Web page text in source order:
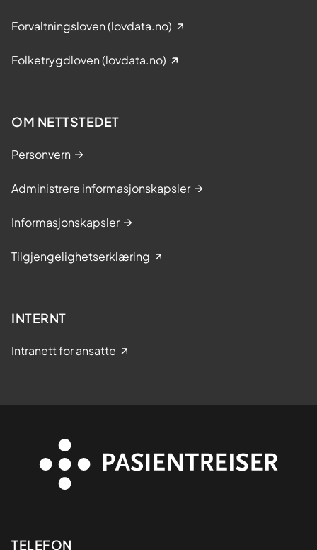
Forvaltningsloven (lovdata.no)
Folketrygdloven (lovdata.no)
OM NETTSTEDET
Personvern
Administrere informasjonskapsler
Informasjonskapsler
Tilgjengelighetserklæring
INTERNT
Intranett for ansatte
TELEFON